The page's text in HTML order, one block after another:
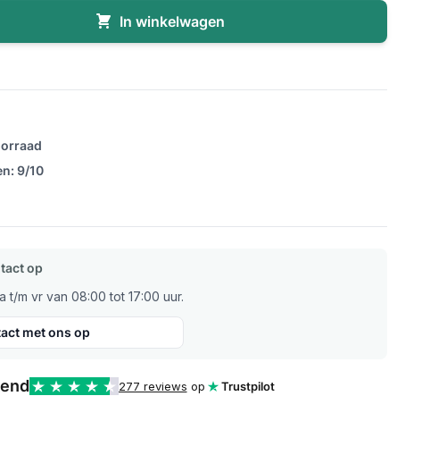
In winkelwagen
9/10
op
t/m vr van 08:00 tot 17:00 uur.
met ons op
277 reviews op Trustpilot